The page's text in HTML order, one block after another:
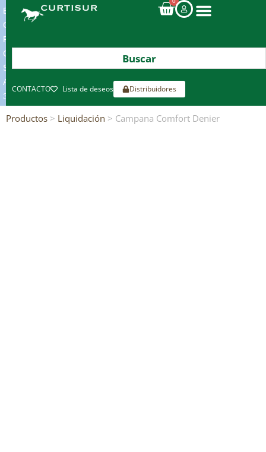
ENVIOS
GRATIS
POR
COMPRAS
SUPERIORES
A
300€*
CONTACTO Lista de deseos Distribuidores
Productos > Liquidación > Campana Comfort Denier